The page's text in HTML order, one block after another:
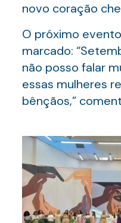
novo coração
O próximo
marcado:
não posso falar
essas mulheres
bênçãos,”